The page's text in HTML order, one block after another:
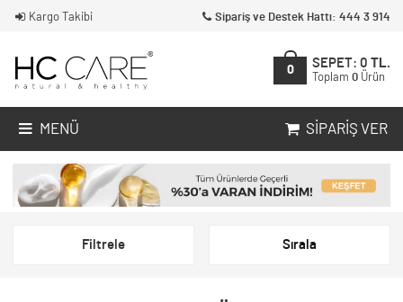
Kargo Takibi Sipariş ve Destek Hattı: 444 3 914
0
SEPET: 0 TL.
Toplam 0 Ürün
MENÜ SIPARIŞ VER
Filtrele Sırala